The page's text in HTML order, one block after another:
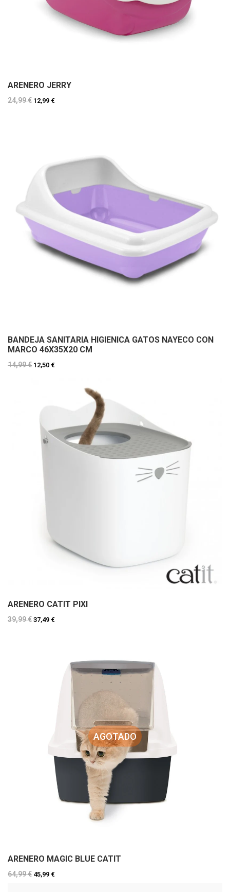
ARENERO JERRY
24,99 € 12,99 €
BANDEJA SANITARIA HIGIENICA GATOS NAYECO CON
MARCO 46X35X20 CM
14,99 € 12,50 €
ARENERO CATIT PIXI
39,99 € 37,49 €
AGOTADO
ARENERO MAGIC BLUE CATIT
64,99 € 45,99 €